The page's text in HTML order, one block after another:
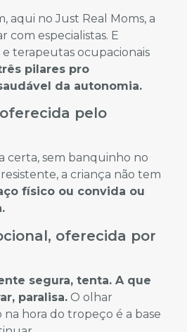
aqui no Just Real Moms, a
com especialistas. E
e terapeutas ocupacionais
pilares pro
da autonomia.
pelo
certa, sem banquinho no
a criança não tem
físico ou convida ou
oferecida por
segura, tenta. A que
paralisa. O olhar
hora do tropeço é a base